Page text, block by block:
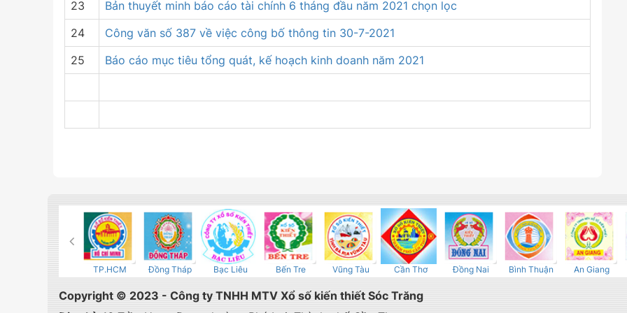
23
Bản thuyết minh báo cáo tài chính 6 tháng đầu năm 2021 chọn lọc
24
Công văn số 387 về việc công bố thông tin 30-7-2021
25
Báo cáo mục tiêu tổng quát, kế hoạch kinh doanh năm 2021
TP.HCM Đồng Tháp Bạc Liêu Bến Tre Vũng Tàu Cần Thơ Đồng Nai Bình Thuận An Giang
Copyright © 2023 - Công ty TNHH MTV Xổ số kiến thiết Sóc Trăng